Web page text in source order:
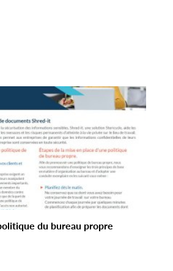
du bureau propre